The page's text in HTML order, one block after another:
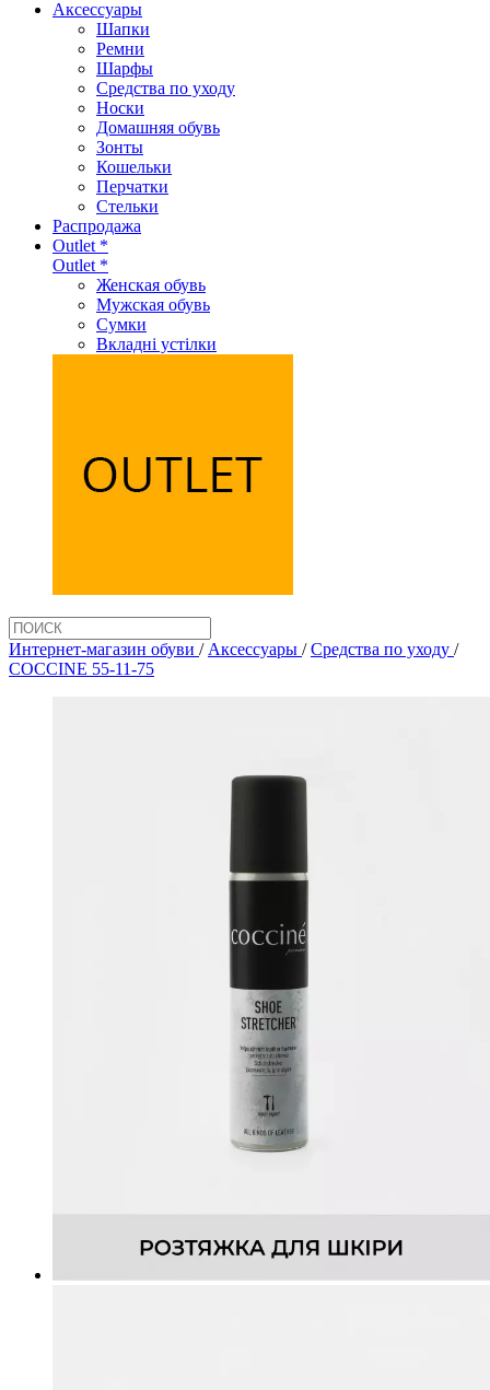
Аксеcсуары
Шапки
Ремни
Шарфы
Средства по уходу
Носки
Домашняя обувь
Зонты
Кошельки
Перчатки
Стельки
Распродажа
Outlet *
Outlet *
Женская обувь
Мужская обувь
Сумки
Вкладні устілки
Интернет-магазин обуви / Аксеcсуары /Средства по уходу /
COCCINE 55-11-75